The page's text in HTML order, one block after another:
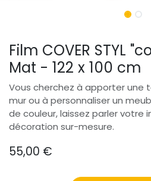
Film COVER STYL
Mat - 122 x 100 cm
Vous cherchez à apporter une
mur ou à personnaliser un
de couleur, laissez parler votre
décoration sur-mesure.
55,00 €